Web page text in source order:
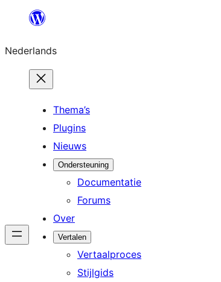
de
inhoud
Nederlands
Thema’s
Plugins
Nieuws
Ondersteuning
Documentatie
Forums
Over
Vertalen
Vertaalproces
Stijlgids